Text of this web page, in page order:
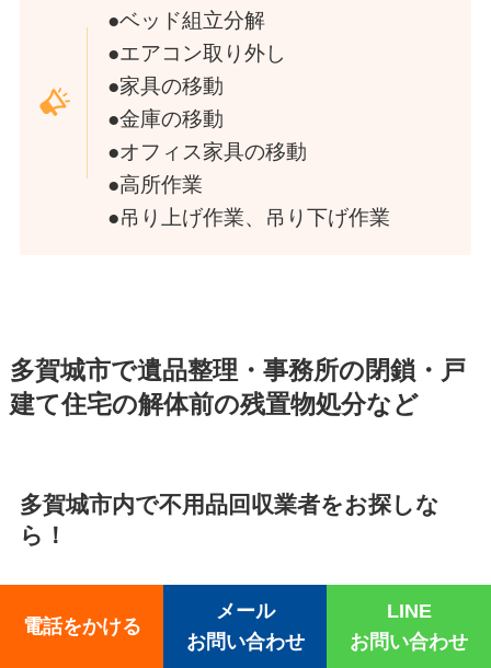
●ベッド組立分解
●エアコン取り外し
●家具の移動
●金庫の移動
●オフィス家具の移動
●高所作業
●吊り上げ作業、吊り下げ作業
多賀城市で遺品整理・事務所の閉鎖・戸
建て住宅の解体前の残置物処分など
多賀城市内で不用品回収業者をお探しな
ら！
リサイクル家電の処分 、リユースはお任せ【
】などなど当日でもすべて対応
電話をかける
メール
お問い合わせ
LINE
お問い合わせ